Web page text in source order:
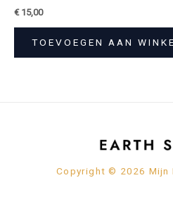
€15,00
TOEVOEGEN AAN
Copyright © 2026 Mijn